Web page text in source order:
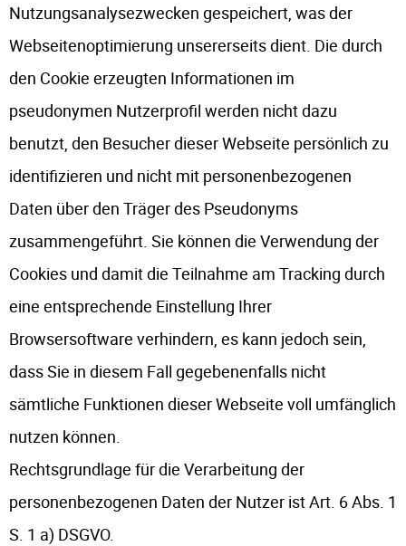
Nutzungsanalysezwecken gespeichert, was der
Webseitenoptimierung unsererseits dient. Die durch
den Cookie erzeugten Informationen im
pseudonymen Nutzerprofil werden nicht dazu
benutzt, den Besucher dieser Webseite persönlich zu
identifizieren und nicht mit personenbezogenen
Daten über den Träger des Pseudonyms
zusammengeführt. Sie können die Verwendung der
Cookies und damit die Teilnahme am Tracking durch
eine entsprechende Einstellung Ihrer
Browsersoftware verhindern, es kann jedoch sein,
dass Sie in diesem Fall gegebenenfalls nicht
sämtliche Funktionen dieser Webseite voll umfänglich
nutzen können.
Rechtsgrundlage für die Verarbeitung der
personenbezogenen Daten der Nutzer ist Art. 6 Abs. 1
S. 1 a) DSGVO.